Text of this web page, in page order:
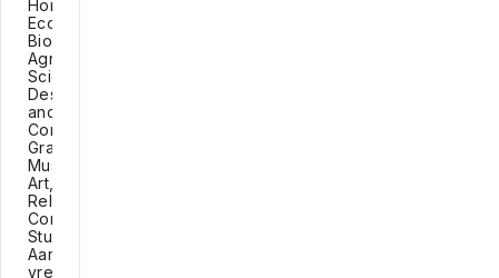
Home
Economics,
Biology,
Agricultural
Science,
Design
and
Communications
Graphics,
Music,
Art,
Religion,
Construction
Studies.
Aanbod
vreemde